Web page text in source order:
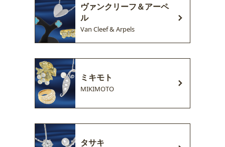
ヴァンクリーフ＆アーペ
ル
Van Cleef & Arpels
ミキモト
MIKIMOTO
タサキ